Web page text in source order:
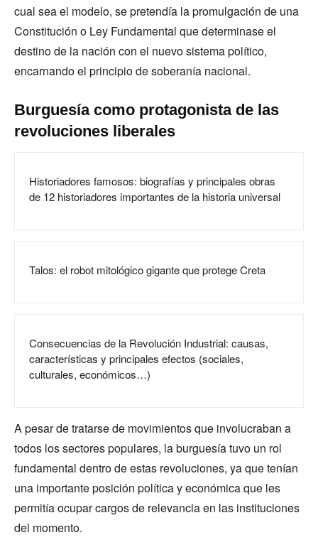
cual sea el modelo, se pretendía la promulgación de una
Constitución o Ley Fundamental que determinase el
destino de la nación con el nuevo sistema político,
encarnando el principio de soberanía nacional.
Burguesía como protagonista de las
revoluciones liberales
Historiadores famosos: biografías y principales obras
de 12 historiadores importantes de la historia universal
Talos: el robot mitológico gigante que protege Creta
Consecuencias de la Revolución Industrial: causas,
características y principales efectos (sociales,
culturales, económicos…)
A pesar de tratarse de movimientos que involucraban a
todos los sectores populares, la burguesía tuvo un rol
fundamental dentro de estas revoluciones, ya que tenían
una importante posición política y económica que les
permitía ocupar cargos de relevancia en las instituciones
del momento.